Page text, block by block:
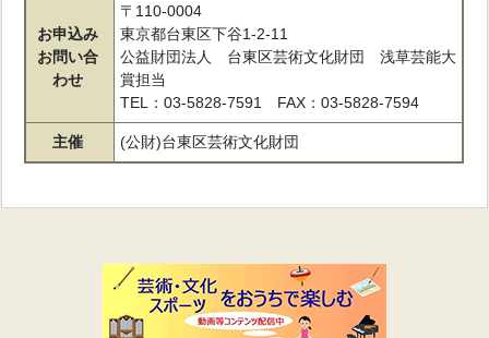
お申込み
お問い合
わせ
〒110-0004
東京都台東区下谷1-2-11
公益財団法人 台東区芸術文化財団 浅草芸能大
賞担当
TEL：03-5828-7591 FAX：03-5828-7594
主催 (公財)台東区芸術文化財団